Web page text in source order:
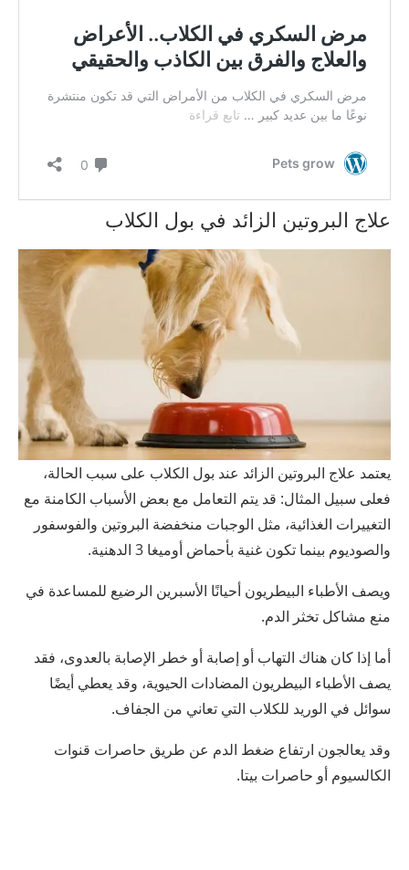
علاج البروتين الزائد في بول الكلاب
يعتمد علاج البروتين الزائد عند بول الكلاب على سبب الحالة،
فعلى سبيل المثال: قد يتم التعامل مع بعض الأسباب الكامنة مع
التغييرات الغذائية، مثل الوجبات منخفضة البروتين والفوسفور
والصوديوم بينما تكون غنية بأحماض أوميغا 3 الدهنية.
ويصف الأطباء البيطريون أحيانًا الأسبرين الرضيع للمساعدة في
منع مشاكل تخثر الدم.
أما إذا كان هناك التهاب أو إصابة أو خطر الإصابة بالعدوى، فقد
يصف الأطباء البيطريون المضادات الحيوية، وقد يعطي أيضًا
سوائل في الوريد للكلاب التي تعاني من الجفاف.
وقد يعالجون ارتفاع ضغط الدم عن طريق حاصرات قنوات
الكالسيوم أو حاصرات بيتا.